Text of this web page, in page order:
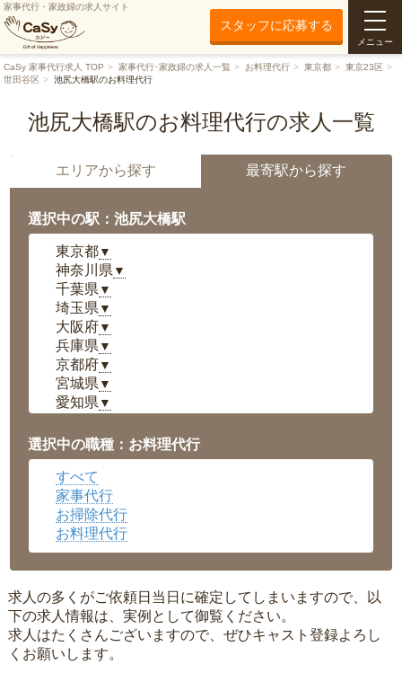
家事代行・家政婦の求人サイト
スタッフに応募する
メニュー
CaSy 家事代行求人 TOP 家事代行･家政婦の求人一覧 お料理代行 東京都
東京23区
世田谷区
池尻大橋駅のお料理代行
池尻大橋駅のお料理代行の求人一覧
エリアから探す 最寄駅から探す
選択中の駅：池尻大橋駅
東京都▼
神奈川県 ▼
千葉県 ▼
埼玉県 ▼
大阪府▼
兵庫県 ▼
京都府▼
宮城県 ▼
愛知県 ▼
岡山県▼
広島県▼
沖縄県
選択中の職種：お料理代行
すべて
家事代行
お掃除代行
お料理代行
求人の多くがご依頼日当日に確定してしまいますので、以
下の求人情報は、実例として御覧ください。
求人はたくさんございますので、ぜひキャスト登録よろし
くお願いします。